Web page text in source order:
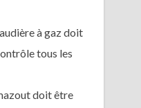
à gaz doit
tous les
doit être